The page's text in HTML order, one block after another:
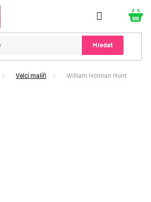
Hledat
Velcí malíři William Holman Hunt